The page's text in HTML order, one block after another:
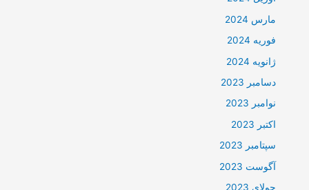
مارس 2024
فوریه 2024
ژانویه 2024
دسامبر 2023
نوامبر 2023
اکتبر 2023
سپتامبر 2023
آگوست 2023
جولای 2023